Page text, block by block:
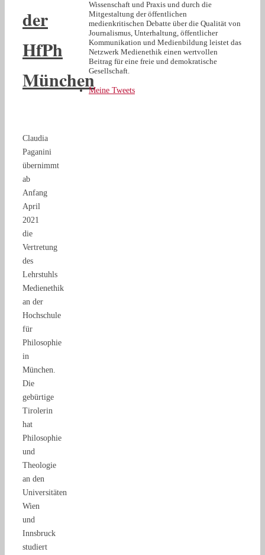
der
HfPh
München
Claudia
Paganini
übernimmt
ab
Anfang
April
2021
die
Vertretung
des
Lehrstuhls
Medienethik
an der
Hochschule
für
Philosophie
in
München.
Die
gebürtige
Tirolerin
hat
Philosophie
und
Theologie
an den
Universitäten
Wien
und
Innsbruck
studiert
Wissenschaft und Praxis und durch die
Mitgestaltung der öffentlichen
medienkritischen Debatte über die Qualität von
Journalismus, Unterhaltung, öffentlicher
Kommunikation und Medienbildung leistet das
Netzwerk Medienethik einen wertvollen
Beitrag für eine freie und demokratische
Gesellschaft.
Meine Tweets